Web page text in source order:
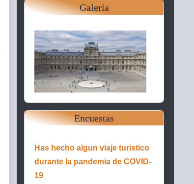
Galería
Encuestas
Has hecho algun viaje turistico
durante la pandemia de COVID-
19